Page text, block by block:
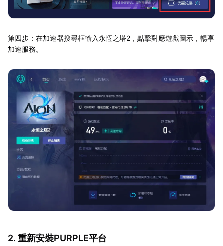
第四步：在加速器搜尋框輸入永恆之塔2，點擊對應遊戲圖示，暢享
加速服務。
2. 重新安裝PURPLE平台